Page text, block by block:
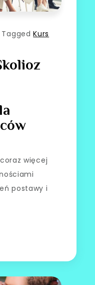
TaggedKurs
więcej
postawy i